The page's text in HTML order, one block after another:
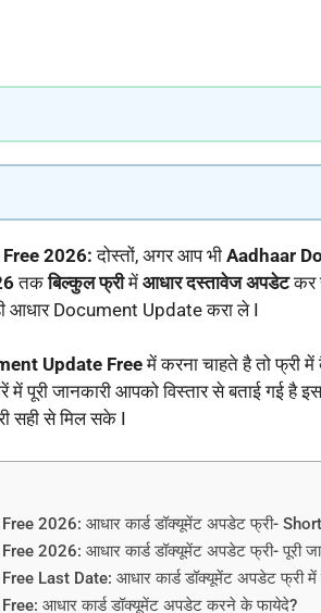
2026: दोस्तों, अगर आप भी Aadhaar
तकबिल्कुल फ्रीमें आधार दस्तावेज अपडेटकर
आधार Document Update करा ले I
Update Freeमें करना चाहते है तो
में पूरी जानकारी आपको विस्तार से बताई
सही से मिल सके I
2026: आधार कार्ड डॉक्यूमेंट अपडेट फ्री-
2026: आधार कार्ड डॉक्यूमेंट अपडेट फ्री- पूरी
Last Date: आधार कार्ड डॉक्यूमेंट अपडेट फ्री में
आधार कार्ड डॉक्यूमेंट अपडेट करने के फायेदे?